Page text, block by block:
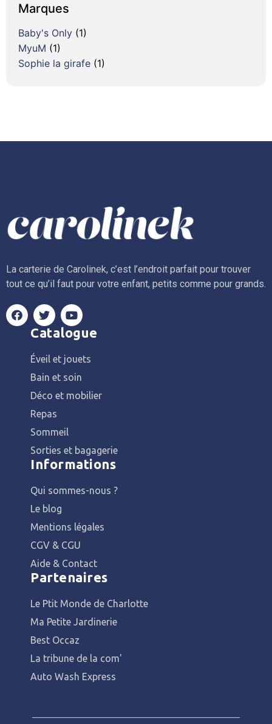
Marques
Baby's Only (1)
MyuM (1)
Sophie la girafe (1)
La carterie de Carolinek, c’est l’endroit parfait pour trouver
tout ce qu’il faut pour votre enfant, petits comme pour grands.
Catalogue
Éveil et jouets
Bain et soin
Déco et mobilier
Repas
Sommeil
Sorties et bagagerie
Informations
Qui sommes-nous ?
Le blog
Mentions légales
CGV & CGU
Aide & Contact
Partenaires
Le Ptit Monde de Charlotte
Ma Petite Jardinerie
Best Occaz
La tribune de la com'
Auto Wash Express